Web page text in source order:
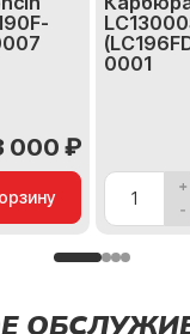
000 ₽
0001